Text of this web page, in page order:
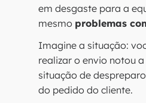
em desgaste para a
mesmo problemas
Imagine a situação:
realizar o envio notou
situação de
do pedido do cliente.